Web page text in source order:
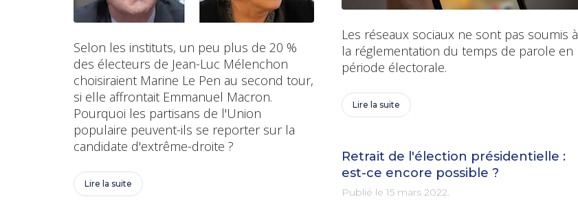
Selon les instituts, un peu plus de 20 %
des électeurs de Jean-Luc Mélenchon
choisiraient Marine Le Pen au second tour,
si elle affrontait Emmanuel Macron.
Pourquoi les partisans de l'Union
populaire peuvent-ils se reporter sur la
candidate d'extrême-droite ?
Lire la suite
Les réseaux sociaux ne sont pas soumis à
la réglementation du temps de parole en
période électorale.
Lire la suite
Retrait de l'élection présidentielle :
est-ce encore possible ?
Publié le 15 mars 2022.